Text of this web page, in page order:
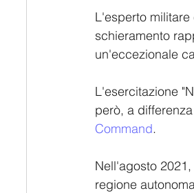
L'esperto
schieramento
un'eccezionale
L'esercitazione
però, a
Command.
Nell'agosto
regione